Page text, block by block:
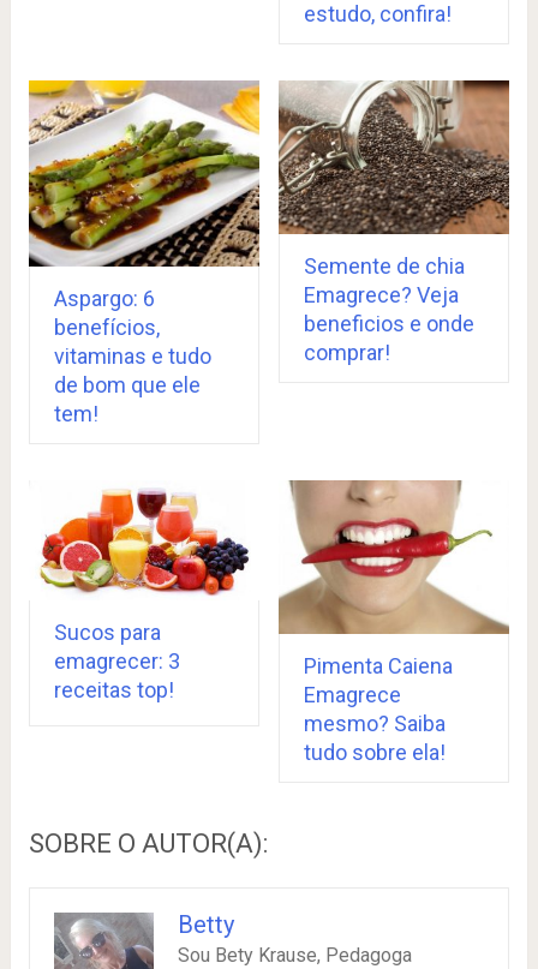
estudo, confira!
Aspargo: 6
benefícios,
vitaminas e tudo
de bom que ele
tem!
Semente de chia
Emagrece? Veja
beneficios e onde
comprar!
Sucos para
emagrecer: 3
receitas top!
Pimenta Caiena
Emagrece
mesmo? Saiba
tudo sobre ela!
SOBRE O AUTOR(A):
Betty
Sou Bety Krause, Pedagoga